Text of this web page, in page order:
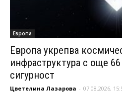
Европа
Европа укрепва
инфраструктура с още
сигурност
Цветелина Лазарова - 07.08.2026,